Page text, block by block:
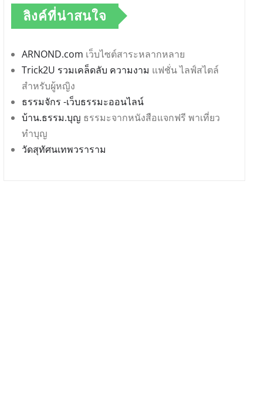
ลิงค์ที่น่าสนใจ
ARNOND.com เว็บไซต์สาระหลากหลาย
Trick2U รวมเคล็ดลับ ความงาม แฟชั่น ไลฟ์สไตล์
สำหรับผู้หญิง
ธรรมจักร -เว็บธรรมะออนไลน์
บ้าน.ธรรม.บุญ ธรรมะจากหนังสือแจกฟรี พาเที่ยว
ทำบุญ
วัดสุทัศนเทพวราราม